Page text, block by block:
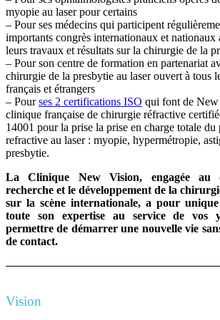
myopie au laser pour certains
– Pour ses médecins qui participent
importants congrès internationaux et nationaux
leurs travaux et résultats sur la chirurgie de la
– Pour son centre de formation en partenariat
chirurgie de la presbytie au laser ouvert à tous
français et étrangers
– Pourses 2 certifications ISO qui font de
clinique française de chirurgie réfractive
14001 pour la prise la prise en charge totale
refractive au laser : myopie, hypermétropie,
presbytie.
La Clinique New Vision, engagée au
recherche et le développement de la
sur la scène internationale, a pour
toute son expertise au service de vos
permettre de démarrer une nouvelle vie
de contact.
Vision